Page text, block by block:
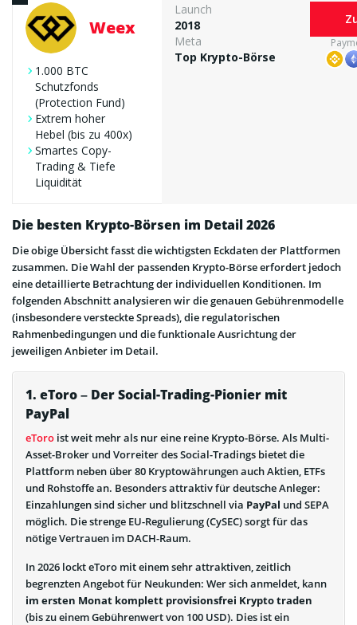
Weex
1.000 BTC
Schutzfonds
(Protection Fund)
Extrem hoher
Hebel (bis zu 400x)
Smartes Copy-
Trading & Tiefe
Liquidität
Launch
2018
Meta
Top Krypto-Börse
Die besten Krypto-Börsen im Detail 2026
Die obige Übersicht fasst die wichtigsten Eckdaten der Plattformen
zusammen. Die Wahl der passenden Krypto-Börse erfordert jedoch
eine detaillierte Betrachtung der individuellen Konditionen. Im
folgenden Abschnitt analysieren wir die genauen Gebührenmodelle
(insbesondere versteckte Spreads), die regulatorischen
Rahmenbedingungen und die funktionale Ausrichtung der
jeweiligen Anbieter im Detail.
1. eToro – Der Social-Trading-Pionier mit
PayPal
eToro ist weit mehr als nur eine reine Krypto-Börse. Als Multi-
Asset-Broker und Vorreiter des Social-Tradings bietet die
Plattform neben über 80 Kryptowährungen auch Aktien, ETFs
und Rohstoffe an. Besonders attraktiv für deutsche Anleger:
Einzahlungen sind sicher und blitzschnell via PayPal und SEPA
möglich. Die strenge EU-Regulierung (CySEC) sorgt für das
nötige Vertrauen im DACH-Raum.
In 2026 lockt eToro mit einem sehr attraktiven, zeitlich
begrenzten Angebot für Neukunden: Wer sich anmeldet, kann
im ersten Monat komplett provisionsfrei Krypto traden
(bis zu einem Gebührenwert von 100 USD). Dies ist ein